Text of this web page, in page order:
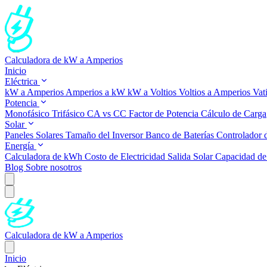
Calculadora de kW a Amperios
Inicio
Eléctrica
kW a Amperios Amperios a kW kW a Voltios Voltios a Amperios
Potencia
Monofásico Trifásico CA vs CC Factor de Potencia Cálculo de Carga
Solar
Paneles Solares Tamaño del InversorBanco de Baterías Controlador
Energía
Calculadora de kWh Costo de Electricidad Salida SolarCapacidad
Blog Sobre nosotros
Calculadora de kW a Amperios
Inicio